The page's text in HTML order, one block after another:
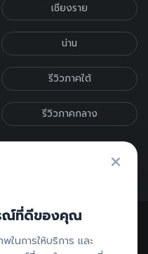
เชียงราย
น่าน
รีวิวภาคใต้
รีวิวภาคกลาง
รณ์ที่ดีของคุณ
ในการให้บริการ และ